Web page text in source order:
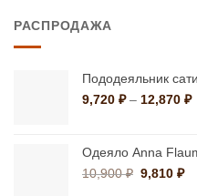
РАСПРОДАЖА
Пододеяльник
9,720 ₽ – 12,870 ₽
–
Одеяло Anna
10,900₽ 9,810₽